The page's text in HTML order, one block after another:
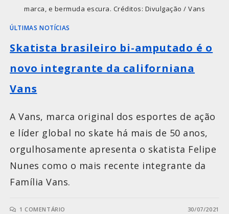
marca, e bermuda escura. Créditos: Divulgação / Vans
ÚLTIMAS NOTÍCIAS
Skatista brasileiro bi-amputado é o
novo integrante da californiana
Vans
A Vans, marca original dos esportes de ação
e líder global no skate há mais de 50 anos,
orgulhosamente apresenta o skatista Felipe
Nunes como o mais recente integrante da
Família Vans.
1 COMENTÁRIO 30/07/2021